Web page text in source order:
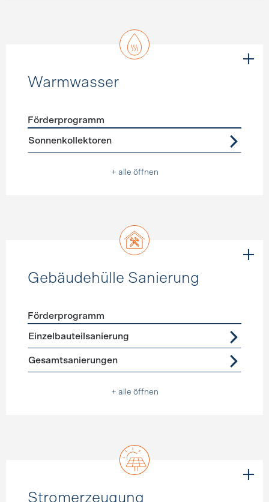
Warmwasser
Förderprogramme
Förderprogramm
Sonnenkollektoren
+ alle öffnen
Gebäudehülle Sanierung
Förderprogramme
Förderprogramm
Einzelbauteilsanierung
Gesamtsanierungen
+ alle öffnen
Stromerzeugung